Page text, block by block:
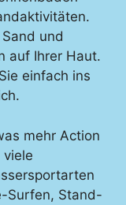
und
auf Ihrer Haut.
einfach ins
mehr Action
Surfen, Stand-